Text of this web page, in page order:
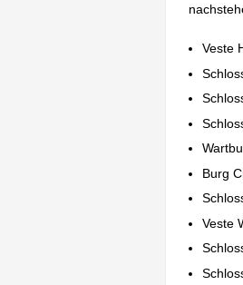
Veste
Burg
Veste